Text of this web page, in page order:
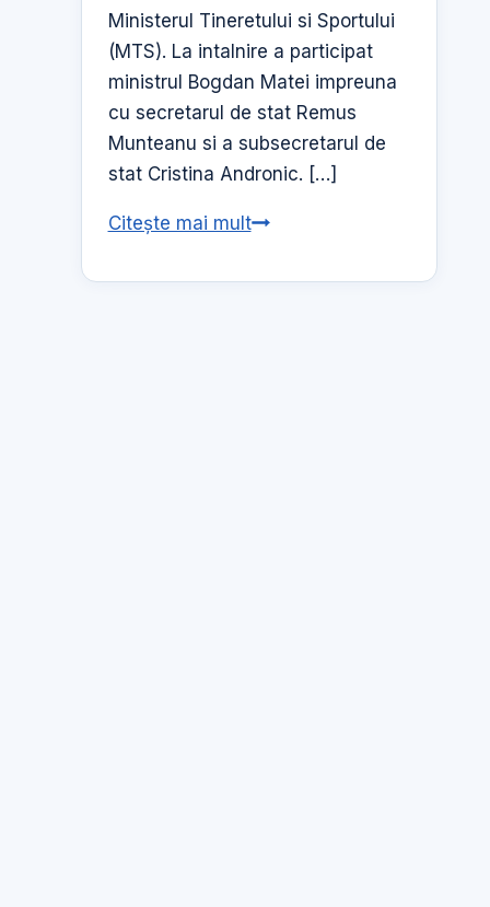
Ministerul Tineretului si Sportului
(MTS). La intalnire a participat
ministrul Bogdan Matei impreuna
cu secretarul de stat Remus
Munteanu si a subsecretarul de
stat Cristina Andronic. […]
Citește mai multIntalnirea
Consultativ